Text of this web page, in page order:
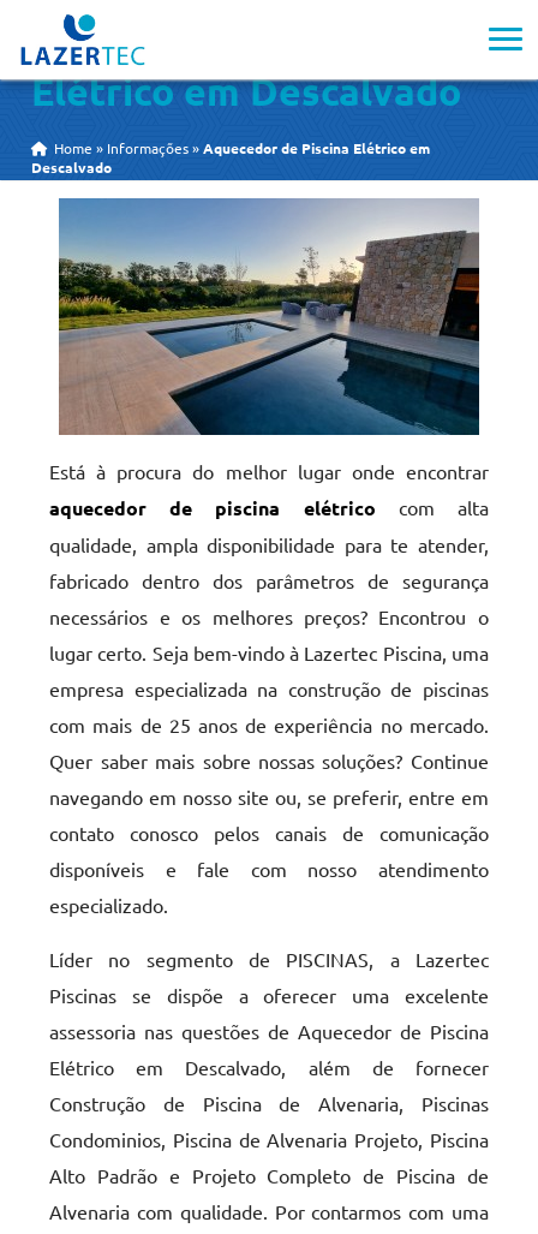
Aquecedor de Piscina
Elétrico em Descalvado
Home » Informações »Aquecedor de Piscina Elétrico em
Descalvado
Está à procura do melhor lugar onde encontrar
aquecedor de piscina elétrico com alta
qualidade, ampla disponibilidade para te atender,
fabricado dentro dos parâmetros de segurança
necessários e os melhores preços? Encontrou o
lugar certo. Seja bem-vindo à Lazertec Piscina, uma
empresa especializada na construção de piscinas
com mais de 25 anos de experiência no mercado.
Quer saber mais sobre nossas soluções? Continue
navegando em nosso site ou, se preferir, entre em
contato conosco pelos canais de comunicação
disponíveis e fale com nosso atendimento
especializado.
Líder no segmento de PISCINAS, a Lazertec
Piscinas se dispõe a oferecer uma excelente
assessoria nas questões de Aquecedor de Piscina
Elétrico em Descalvado, além de fornecer
Construção de Piscina de Alvenaria, Piscinas
Condominios, Piscina de Alvenaria Projeto, Piscina
Alto Padrão e Projeto Completo de Piscina de
Alvenaria com qualidade. Por contarmos com uma